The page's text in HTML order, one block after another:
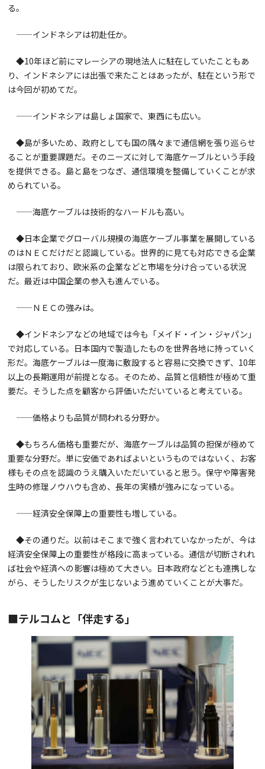
る。
——インドネシアは初赴任か。
◆10年ほど前にマレーシアの現地法人に駐在していたこともあ
り、インドネシアには出張で来たことはあったが、駐在という形で
は今回が初めてだ。
——インドネシアは島しょ国家で、東西にも広い。
◆島が多いため、政府としても国の隅々まで通信網を張り巡らせ
ることが重要課題だ。そのニーズに対して海底ケーブルという手段
を提供できる。島と島をつなぎ、通信環境を整備していくことが求
められている。
——海底ケーブルは技術的なハードルも高い。
◆日本企業でグローバル規模の海底ケーブル事業を展開している
のはＮＥＣだけだと認識している。世界的に見ても対応できる企業
は限られており、欧米系の企業などと市場を分け合っている状況
だ。最近は中国企業の参入も進んでいる。
——ＮＥＣの強みは。
◆インドネシアなどの地域では今も「メイド・イン・ジャパン」
で対応している。日本国内で製造したものを世界各地に持っていく
形だ。海底ケーブルは一度海に敷設すると容易に交換できず、10年
以上の長期運用が前提となる。そのため、品質と信頼性が極めて重
要だ。そうした点を顧客から評価いただいていると考えている。
——価格よりも品質が問われる分野か。
◆もちろん価格も重要だが、海底ケーブルは品質の担保が極めて
重要な分野だ。単に安価であればよいというものではないく、お客
様もその点を認識のうえ購入いただいていると思う。保守や障害発
生時の修理ノウハウも含め、長年の実績が強みになっている。
——経済安全保障上の重要性も増している。
◆その通りだ。以前はそこまで強く言われていなかったが、今は
経済安全保障上の重要性が格段に高まっている。通信が切断されれ
ば社会や経済への影響は極めて大きい。日本政府などとも連携しな
がら、そうしたリスクが生じないよう進めていくことが大事だ。
■テルコムと「伴走する」